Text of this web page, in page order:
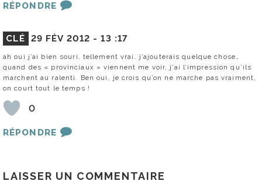
RÉPONDRE
CLÉ 29 FÉV 2012 -13 :17
ah oui j’ai bien souri. tellement vrai. j’ajouterais quelque chose…
quand des « provinciaux » viennent me voir, j’ai l’impression qu’ils
marchent au ralenti. Ben oui, je crois qu’on ne marche pas vraiment,
on court tout le temps !
0
RÉPONDRE
LAISSER UN COMMENTAIRE